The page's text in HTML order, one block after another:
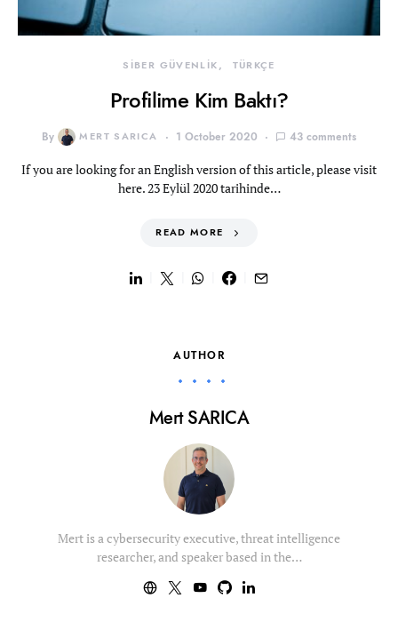
SİBER GÜVENLİK TÜRKÇE
Profilime Kim Baktı?
By MERT SARICA 1 October 2020 43 comments
If you are looking for an English version of this article, please visit
here. 23 Eylül 2020 tarihinde…
READ MORE
AUTHOR
Mert SARICA
Mert is a cybersecurity executive, threat intelligence
researcher, and speaker based in the…